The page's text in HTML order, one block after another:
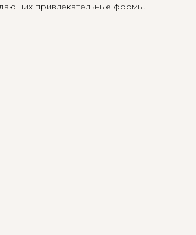
привлекательные формы.